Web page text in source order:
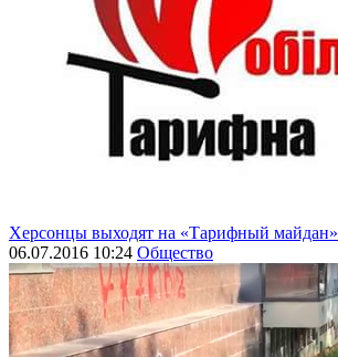
Херсонцы выходят на «Тарифный майдан»
06.07.2016 10:24 Общество